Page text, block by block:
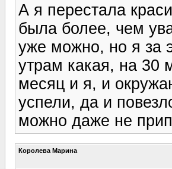
А я перестала
была более, чем
уже можно, но я за
утрам какая, на 30
месяц и я, и
успели, да и
можно даже не
Королева Марина